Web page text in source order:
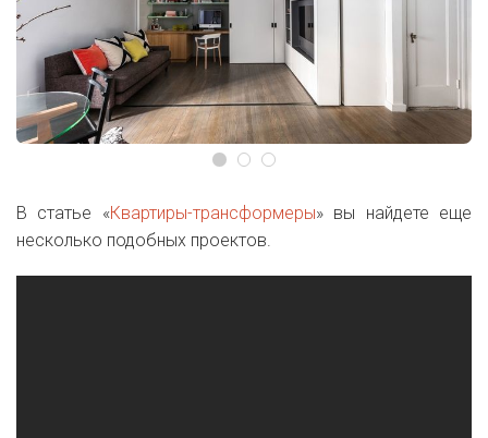
В статье «Квартиры-трансформеры» вы найдете еще
несколько подобных проектов.